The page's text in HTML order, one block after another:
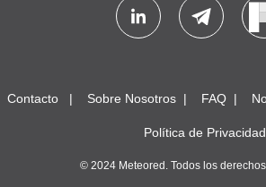
Contacto Sobre Nosotros FAQ
Política de Privacidad
© 2024 Meteored. Todos los